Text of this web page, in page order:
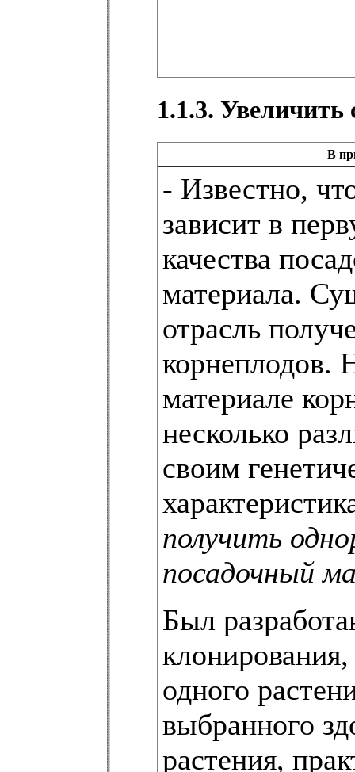
1.1.3. Увеличить
В
- Известно,
зависит в
качества
материала.
отрасль
корнеплодов.
материале
несколько
своим
получить
посадочный
Был
клонирования,
одного
выбранного
растения,